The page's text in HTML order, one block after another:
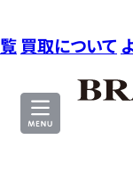
覧 買取について